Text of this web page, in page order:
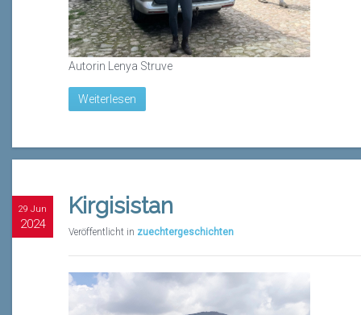
Autorin Lenya Struve
Weiterlesen
29 Jun
2024
Kirgisistan
Veröffentlicht in zuechtergeschichten